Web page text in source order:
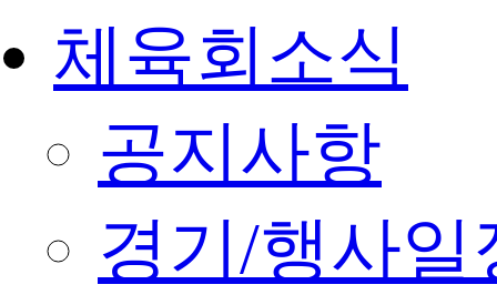
체육회소식
공지사항
경기/행사일